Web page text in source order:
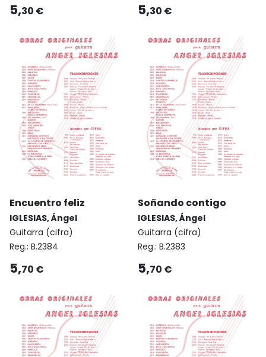
5,30 € 5,30 €
Encuentro feliz
IGLESIAS, Ángel
Guitarra (cifra)
Reg.: B.2384
5,70 €
Soñando contigo
IGLESIAS, Ángel
Guitarra (cifra)
Reg.: B.2383
5,70 €